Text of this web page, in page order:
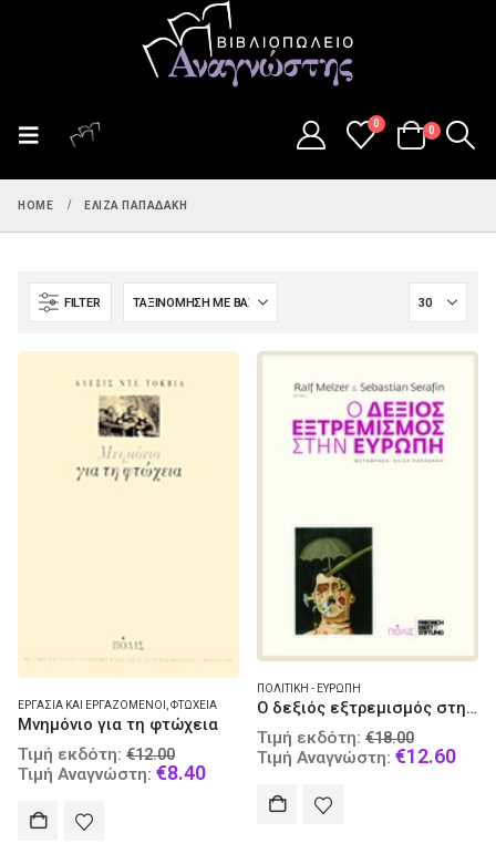
0
0
HOME ΕΛΊΖΑ ΠΑΠΑΔΆΚΗ
FILTER
ΕΡΓΑΣΊΑ ΚΑΙ ΕΡΓΑΖΌΜΕΝΟΙ ,ΦΤΏΧΕΙΑ
Μνημόνιο για τη φτώχεια
Τιμή εκδότη: €12.00
price
Τιμή Αναγνώστη: €8.40Current
ΠΟΛΙΤΙΚΉ - ΕΥΡΏΠΗ
Ο δεξιός εξτρεμισμός στην Ευρώπη
Τιμή εκδότη: €18.00
price
Τιμή Αναγνώστη: €12.60